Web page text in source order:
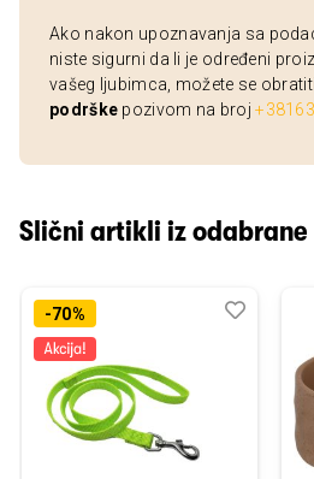
Ako nakon upoznavanja sa
niste sigurni da li je određeni
vašeg ljubimca, možete se obratiti
podrške pozivom na broj
Slični artikli iz
-70%
Dodaj
Uporedi